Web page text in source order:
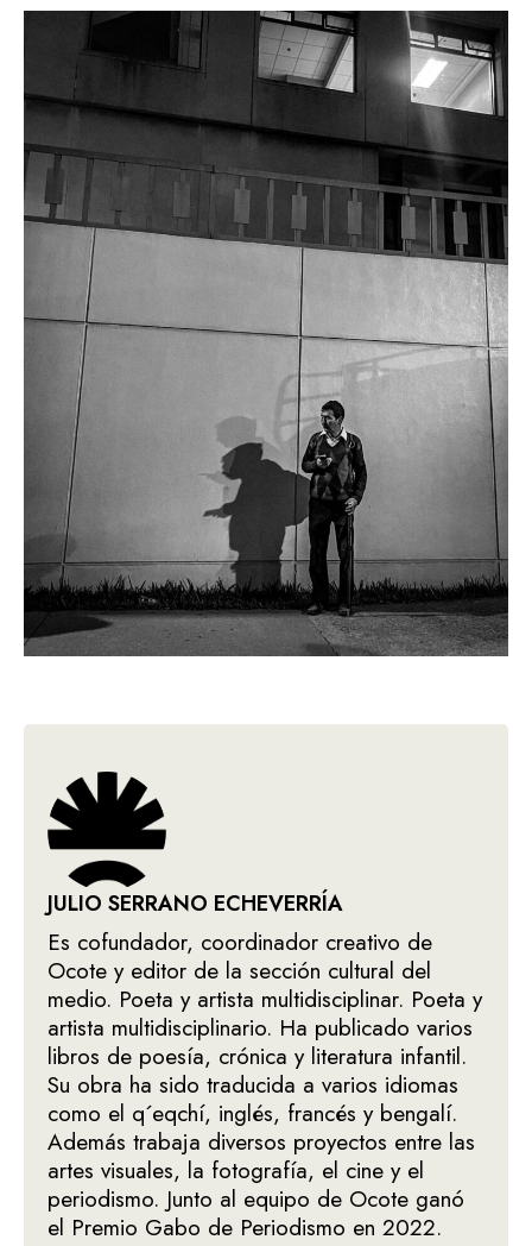
JULIO SERRANO ECHEVERRÍA
Es cofundador, coordinador creativo de
Ocote y editor de la sección cultural del
medio. Poeta y artista multidisciplinar. Poeta y
artista multidisciplinario. Ha publicado varios
libros de poesía, crónica y literatura infantil.
Su obra ha sido traducida a varios idiomas
como el q´eqchí, inglés, francés y bengalí.
Además trabaja diversos proyectos entre las
artes visuales, la fotografía, el cine y el
periodismo. Junto al equipo de Ocote ganó
el Premio Gabo de Periodismo en 2022.